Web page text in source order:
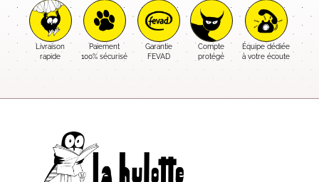
Livraison
rapide
Paiement
100% sécurisé
Garantie
FEVAD
Compte
protégé
Équipe dédiée
à votre écoute